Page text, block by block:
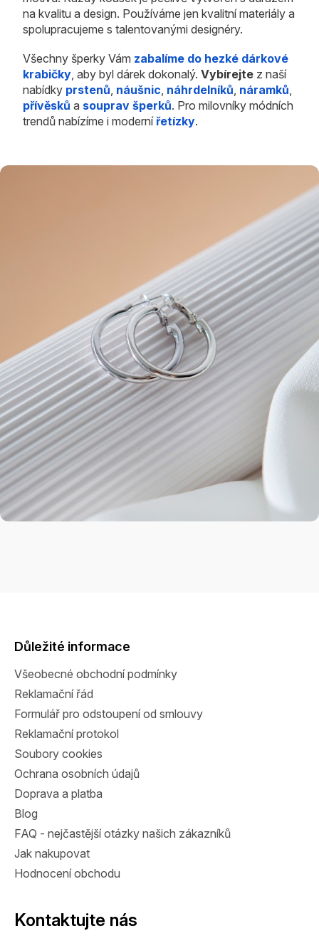
na kvalitu a design. Používáme jen kvalitní materiály a
spolupracujeme s talentovanými designéry.
Všechny šperky Vám zabalíme do hezké dárkové
krabičky, aby byl dárek dokonalý. Vybírejte z naší
nabídky prstenů, náušnic, náhrdelníků, náramků,
přívěsků a souprav šperků. Pro milovníky módních
trendů nabízíme i modernířetízky.
Důležité informace
Všeobecné obchodní podmínky
Reklamační řád
Formulář pro odstoupení od smlouvy
Reklamační protokol
Soubory cookies
Ochrana osobních údajů
Doprava a platba
Blog
FAQ - nejčastější otázky našich zákazníků
Jak nakupovat
Hodnocení obchodu
Kontaktujte nás